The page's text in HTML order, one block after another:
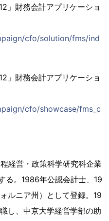
」財務会計アプリケーショ
cfo/solution/fms/ind
」財務会計アプリケーショ
cfo/showcase/fms_c
経営・政策科学研究科企業
る。1986年公認会計士、19
ルニア州）として登録。19
し、中京大学経営学部の助